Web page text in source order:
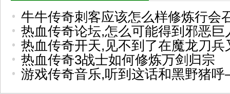
牛牛传奇刺客应该怎么样修炼行会
热血传奇论坛,怎么可能得到邪恶巨
热血传奇开天,见不到了在魔龙刀兵
热血传奇3战士如何修炼万剑归宗
游戏传奇音乐,听到这话和黑野猪